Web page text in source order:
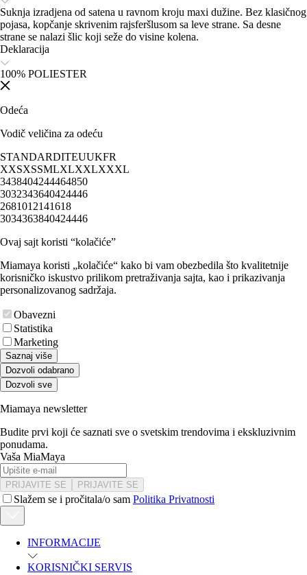
Suknja izradjena od satena u ravnom kroju maxi dužine. Bez klasičnog
pojasa, kopčanje skrivenim rajsferšlusom sa leve strane. Sa desne
strane se nalazi šlic koji seže do visine kolena.
Deklaracija
100% POLIESTER
Odeća
Vodič veličina za odeću
STANDARDITEUUKFR
XXSXSSMLXLXXLXXXL
3438404244464850
3032343640424446
2681012141618
3034363840424446
Ovaj sajt koristi “kolačiće”
Miamaya koristi „kolačiće“ kako bi vam obezbedila što kvalitetnije
korisničko iskustvo prilikom pretraživanja sajta, kao i prikazivanja
personalizovanog sadržaja.
Obavezni
Statistika
Marketing
Saznaj više
Dozvoli odabrano
Dozvoli sve
Miamaya newsletter
Budite prvi koji će saznati sve o svetskim trendovima i ekskluzivnim
ponudama.
Vaša MiaMaya
PRIJAVITE SE PRIJAVITE SE
Slažem se i pročitala/o sam Politika Privatnosti
INFORMACIJE
KORISNIČKI SERVIS